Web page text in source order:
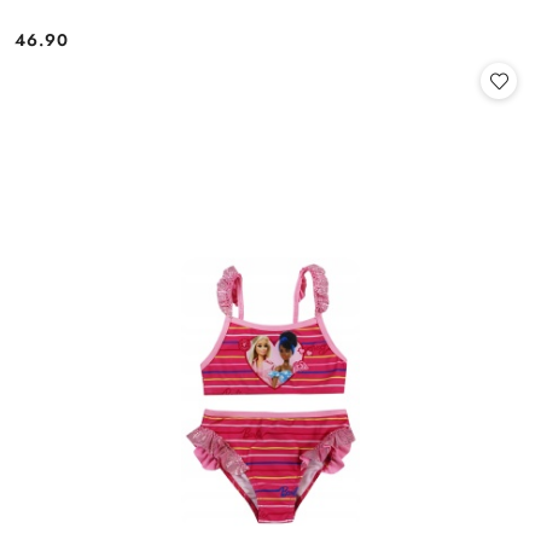
Cena:
46.90